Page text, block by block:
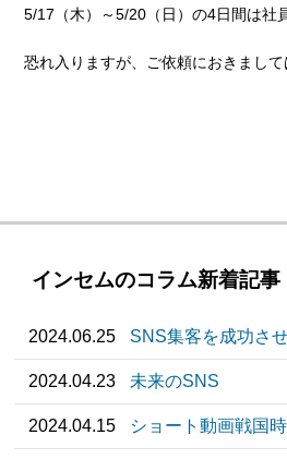
5/17（木）～5/20（日）の4日間は社
恐れ入りますが、ご依頼におきまし
インセムのコラム新着記事
2024.06.25 SNS集客を成功さ
2024.04.23 未来のSNS
2024.04.15 ショート動画戦国